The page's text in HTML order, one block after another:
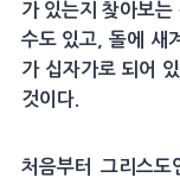
가 있는지 찾아보
수도 있고, 돌에 새
가 십자가로 되어
것이다.
처음부터 그리스